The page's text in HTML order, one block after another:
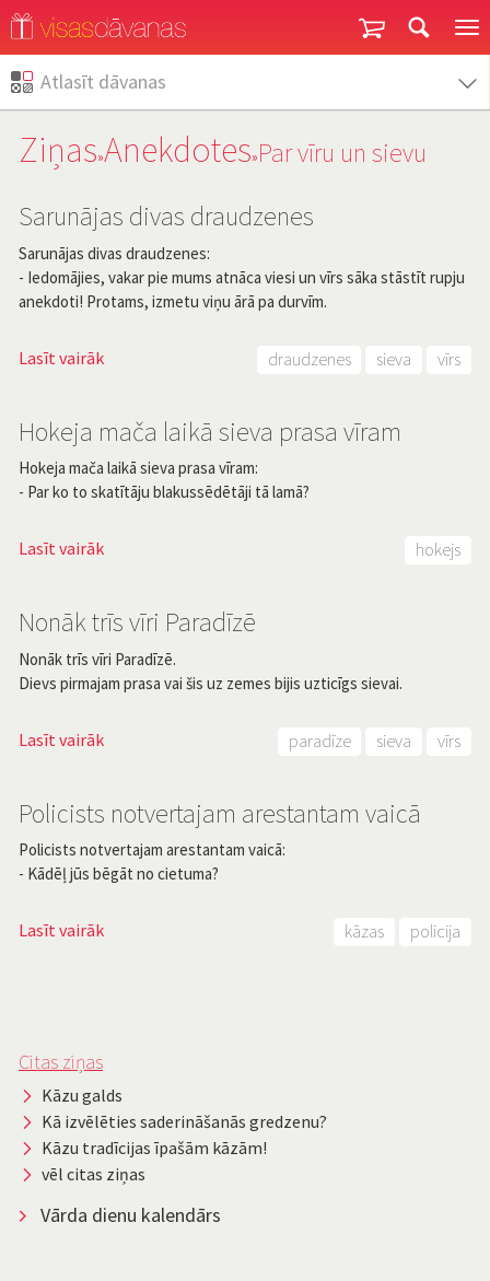
Atlasīt dāvanas
Ziņas»Anekdotes»Par vīru un sievu
Sarunājas divas draudzenes
Sarunājas divas draudzenes:
- Iedomājies, vakar pie mums atnāca viesi un vīrs sāka stāstīt rupju
anekdoti! Protams, izmetu viņu ārā pa durvīm.
Lasīt vairāk draudzenes sieva vīrs
Hokeja mača laikā sieva prasa vīram
Hokeja mača laikā sieva prasa vīram:
- Par ko to skatītāju blakussēdētāji tā lamā?
Lasīt vairāk hokejs
Nonāk trīs vīri Paradīzē
Nonāk trīs vīri Paradīzē.
Dievs pirmajam prasa vai šis uz zemes bijis uzticīgs sievai.
Lasīt vairāk paradīze sieva vīrs
Policists notvertajam arestantam vaicā
Policists notvertajam arestantam vaicā:
- Kādēļ jūs bēgāt no cietuma?
Lasīt vairāk kāzas policija
Citas ziņas
Kāzu galds
Kā izvēlēties saderināšanās gredzenu?
Kāzu tradīcijas īpašām kāzām!
vēl citas ziņas
Vārda dienu kalendārs